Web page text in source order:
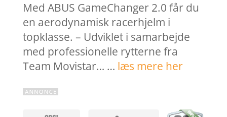
Med ABUS GameChanger 2.0 får du
en aerodynamisk racerhjelm i
topklasse. – Udviklet i samarbejde
med professionelle rytterne fra
Team Movistar… … læs mere her